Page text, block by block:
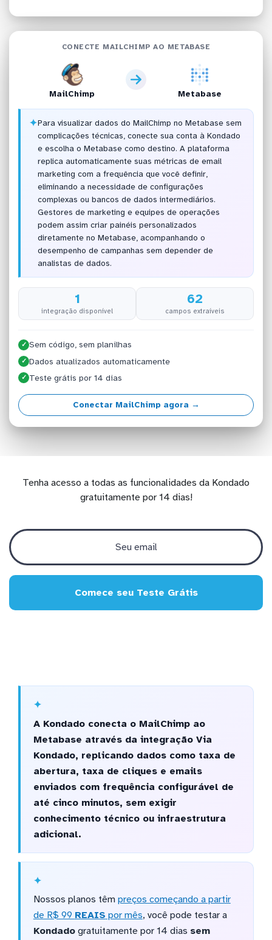
CONECTE MAILCHIMP AO METABASE
MailChimp Metabase
✦Para visualizar dados do MailChimp no Metabase sem
complicações técnicas, conecte sua conta à Kondado
e escolha o Metabase como destino. A plataforma
replica automaticamente suas métricas de email
marketing com a frequência que você definir,
eliminando a necessidade de configurações
complexas ou bancos de dados intermediários.
Gestores de marketing e equipes de operações
podem assim criar painéis personalizados
diretamente no Metabase, acompanhando o
desempenho de campanhas sem depender de
analistas de dados.
1
integração disponível
62
campos extraíveis
✓ Sem código, sem planilhas
✓ Dados atualizados automaticamente
✓ Teste grátis por 14 dias
Conectar MailChimp agora →
Tenha acesso a todas as funcionalidades da Kondado
gratuitamente por 14 dias!
Comece seu Teste Grátis
A Kondado conecta o MailChimp ao
Metabase através da integração Via
Kondado, replicando dados como taxa de
abertura, taxa de cliques e emails
enviados com frequência configurável de
até cinco minutos, sem exigir
conhecimento técnico ou infraestrutura
adicional.
Nossos planos têm preços começando a partir
de R$ 99 REAIS por mês, você pode testar a
Kondadogratuitamente por 14 dias sem